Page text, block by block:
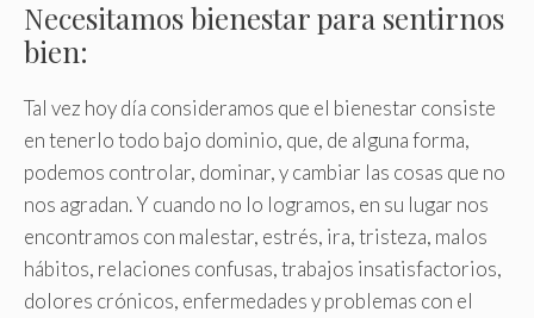
Necesitamos bienestar para sentirnos
bien:
Tal vez hoy día consideramos que el bienestar consiste
en tenerlo todo bajo dominio, que, de alguna forma,
podemos controlar, dominar, y cambiar las cosas que no
nos agradan. Y cuando no lo logramos, en su lugar nos
encontramos con malestar, estrés, ira, tristeza, malos
hábitos, relaciones confusas, trabajos insatisfactorios,
dolores crónicos, enfermedades y problemas con el